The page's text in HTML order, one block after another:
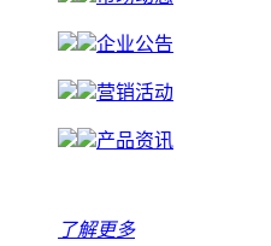
企业公告
营销活动
产品资讯
了解更多